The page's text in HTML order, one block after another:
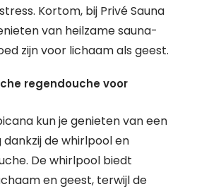
Kortom, bij Privé Sauna
van heilzame sauna-
zijn voor lichaam als geest.
regendouche voor
kun je genieten van een
de whirlpool en
De whirlpool biedt
en geest, terwijl de